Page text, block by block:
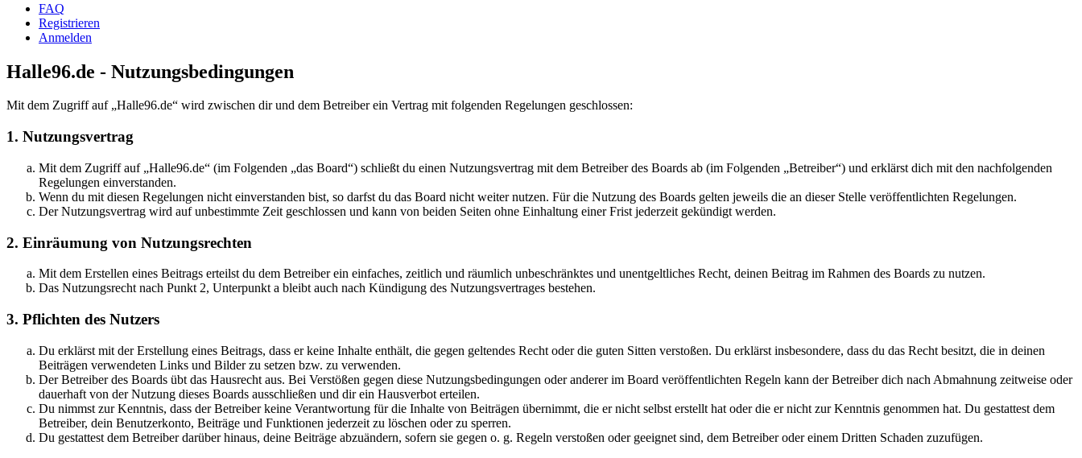
FAQ
Registrieren
Anmelden
Halle96.de - Nutzungsbedingungen
Mit dem Zugriff auf „Halle96.de“ wird zwischen dir und dem Betreiber ein Vertrag mit folgenden Regelungen geschlossen:
1. Nutzungsvertrag
Mit dem Zugriff auf „Halle96.de“ (im Folgenden „das Board“) schließt du einen Nutzungsvertrag mit dem Betreiber des Boards ab (im Folgenden „Betreiber“) und erklärst dich mit den nachfolgenden
Regelungen einverstanden.
Wenn du mit diesen Regelungen nicht einverstanden bist, so darfst du das Board nicht weiter nutzen. Für die Nutzung des Boards gelten jeweils die an dieser Stelle veröffentlichten Regelungen.
Der Nutzungsvertrag wird auf unbestimmte Zeit geschlossen und kann von beiden Seiten ohne Einhaltung einer Frist jederzeit gekündigt werden.
2. Einräumung von Nutzungsrechten
Mit dem Erstellen eines Beitrags erteilst du dem Betreiber ein einfaches, zeitlich und räumlich unbeschränktes und unentgeltliches Recht, deinen Beitrag im Rahmen des Boards zu nutzen.
Das Nutzungsrecht nach Punkt 2, Unterpunkt a bleibt auch nach Kündigung des Nutzungsvertrages bestehen.
3. Pflichten des Nutzers
Du erklärst mit der Erstellung eines Beitrags, dass er keine Inhalte enthält, die gegen geltendes Recht oder die guten Sitten verstoßen. Du erklärst insbesondere, dass du das Recht besitzt, die in deinen
Beiträgen verwendeten Links und Bilder zu setzen bzw. zu verwenden.
Der Betreiber des Boards übt das Hausrecht aus. Bei Verstößen gegen diese Nutzungsbedingungen oder anderer im Board veröffentlichten Regeln kann der Betreiber dich nach Abmahnung zeitweise oder
dauerhaft von der Nutzung dieses Boards ausschließen und dir ein Hausverbot erteilen.
Du nimmst zur Kenntnis, dass der Betreiber keine Verantwortung für die Inhalte von Beiträgen übernimmt, die er nicht selbst erstellt hat oder die er nicht zur Kenntnis genommen hat. Du gestattest dem
Betreiber, dein Benutzerkonto, Beiträge und Funktionen jederzeit zu löschen oder zu sperren.
Du gestattest dem Betreiber darüber hinaus, deine Beiträge abzuändern, sofern sie gegen o. g. Regeln verstoßen oder geeignet sind, dem Betreiber oder einem Dritten Schaden zuzufügen.